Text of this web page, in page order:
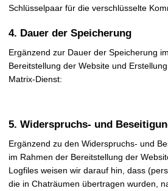
Schlüsselpaar für die verschlüsselte
4. Dauer der Speicherung
Ergänzend zur Dauer der Speicherung
Bereitstellung der Website und
Matrix-Dienst:
5. Widerspruchs- und
Ergänzend zu den Widerspruchs- und
im Rahmen der Bereitstellung der
Logfiles weisen wir darauf hin, dass
die in Chaträumen übertragen wurden,